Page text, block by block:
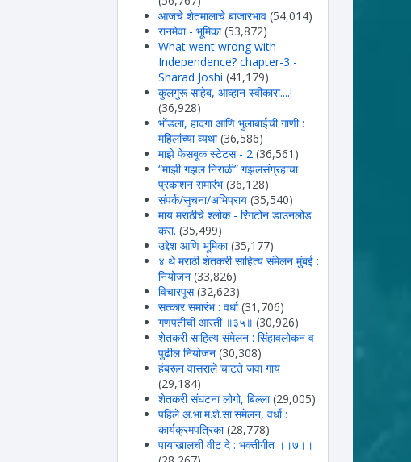
आजचे शेतमालाचे बाजारभाव (54,014)
रानमेवा - भूमिका (53,872)
What went wrong with
Independence? chapter-3 -
Sharad Joshi (41,179)
कुलगुरू साहेब, आव्हान स्वीकारा....!
(36,928)
भोंडला, हादगा आणि भुलाबाईची गाणी :
महिलांच्या व्यथा (36,586)
माझे फेसबूक स्टेटस - 2 (36,561)
“माझी गझल निराळी” गझलसंग्रहाचा
प्रकाशन समारंभ (36,128)
संपर्क/सुचना/अभिप्राय (35,540)
माय मराठीचे श्लोक - रिंगटोन डाउनलोड
करा. (35,499)
उद्देश आणि भूमिका (35,177)
४ थे मराठी शेतकरी साहित्य संमेलन मुंबई :
नियोजन (33,826)
विचारपूस (32,623)
सत्कार समारंभ : वर्धा (31,706)
गणपतीची आरती ॥३५॥ (30,926)
शेतकरी साहित्य संमेलन : सिंहावलोकन व
पुढील नियोजन (30,308)
हंबरून वासराले चाटते जवा गाय
(29,184)
शेतकरी संघटना लोगो, बिल्ला (29,005)
पहिले अ.भा.म.शे.सा.संमेलन, वर्धा :
कार्यक्रमपत्रिका (28,778)
पायाखालची वीट दे : भक्तीगीत ।।७।।